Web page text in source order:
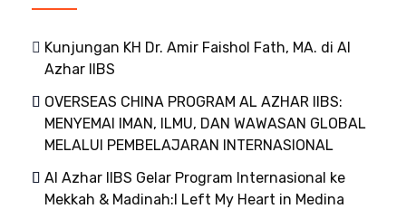
Kunjungan KH Dr. Amir Faishol Fath, MA. di Al
Azhar IIBS
OVERSEAS CHINA PROGRAM AL AZHAR IIBS:
MENYEMAI IMAN, ILMU, DAN WAWASAN GLOBAL
MELALUI PEMBELAJARAN INTERNASIONAL
Al Azhar IIBS Gelar Program Internasional ke
Mekkah & Madinah:I Left My Heart in Medina